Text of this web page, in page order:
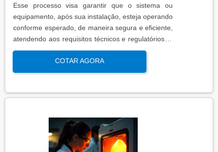
Esse processo visa garantir que o sistema ou
equipamento, após sua instalação, esteja operando
conforme esperado, de maneira segura e eficiente,
atendendo aos requisitos técnicos e regulatórios. A
qualificação de operação é focada em verificar se o
sistema ou equipamento funciona dentro dos
parâmetros esperados em condições reais de
qualidade, produtividade e segurança no ambiente
COTAR AGORA